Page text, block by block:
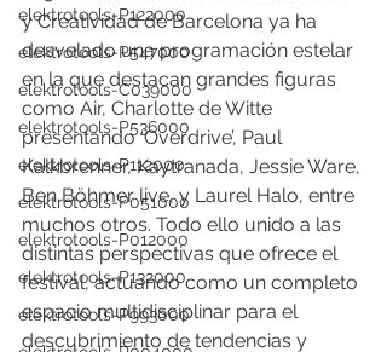
elektrotools-P122000
elektrotools-P547000
elektrotools-C039000
elektrotools-P536000
elektrotools-P112000
elektrotools-P051000
elektrotools-P012000
elektrotools-P132000
elektrotools-P993000
y Creatividad de Barcelona ya ha
desvelado una programación estelar
en la que destacan grandes figuras
como Air, Charlotte de Witte
presentando ‘Overdrive’, Paul
Kalkbrenner, Kaytranada, Jessie Ware,
Ben Böhmer live, y Laurel Halo, entre
muchos otros. Todo ello unido a las
distintas perspectivas que ofrece el
festival, actuando como un completo
espacio multidisciplinar para el
descubrimiento de tendencias y